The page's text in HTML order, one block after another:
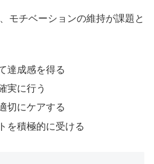
モチベーションの維持が課題と
達成感を得る
実に行う
切にケアする
を積極的に受ける